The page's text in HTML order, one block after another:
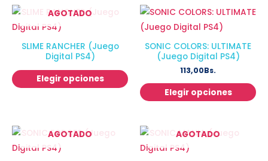
AGOTADO
SLIME RANCHER (Juego
Digital PS4)
Elegir opciones
SONIC COLORS: ULTIMATE
(Juego Digital PS4)
113,00Bs.
Elegir opciones
AGOTADO AGOTADO